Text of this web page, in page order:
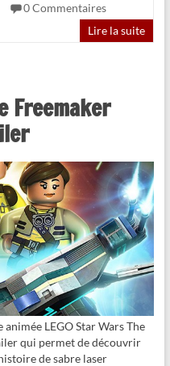
0 Commentaires
Lire la suite
Freemaker
LEGO Star Wars The
qui permet de découvrir
de sabre laser